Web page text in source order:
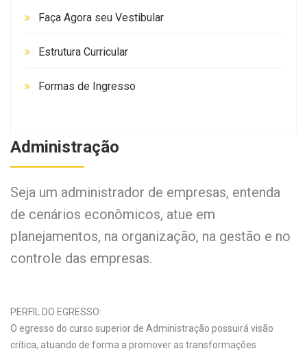
Faça Agora seu Vestibular
Estrutura Curricular
Formas de Ingresso
Administração
Seja um administrador de empresas, entenda
de cenários econômicos, atue em
planejamentos, na organização, na gestão e no
controle das empresas.
PERFIL DO EGRESSO:
O egresso do curso superior de Administração possuirá visão
crítica, atuando de forma a promover as transformações